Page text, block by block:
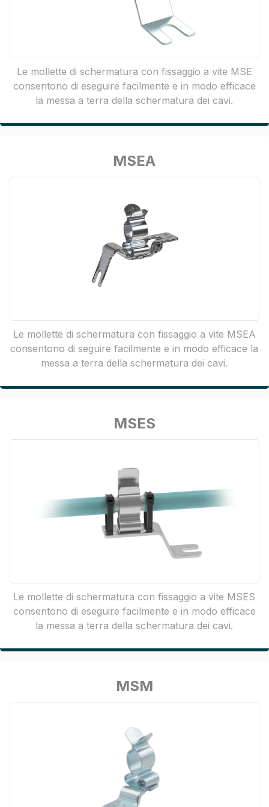
Le mollette di schermatura con fissaggio a vite MSE
consentono di eseguire facilmente e in modo efficace
la messa a terra della schermatura dei cavi.
MSEA
Le mollette di schermatura con fissaggio a vite MSEA
consentono di seguire facilmente e in modo efficace la
messa a terra della schermatura dei cavi.
MSES
Le mollette di schermatura con fissaggio a vite MSES
consentono di eseguire facilmente e in modo efficace
la messa a terra della schermatura dei cavi.
MSM